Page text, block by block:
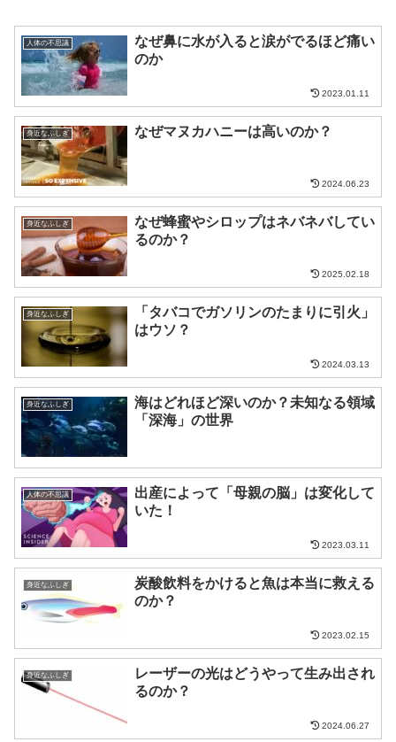
人体の不思議
なぜ鼻に水が入ると涙がでるほど痛い
のか
2023.01.11
身近なふしぎ なぜマヌカハニーは高いのか？
2024.06.23
身近なふしぎ
なぜ蜂蜜やシロップはネバネバしてい
るのか？
2025.02.18
身近なふしぎ
「タバコでガソリンのたまりに引火」
はウソ？
2024.03.13
身近なふしぎ
海はどれほど深いのか？未知なる領域
「深海」の世界
人体の不思議
出産によって「母親の脳」は変化して
いた！
2023.03.11
身近なふしぎ
炭酸飲料をかけると魚は本当に救える
のか？
2023.02.15
身近なふしぎ
レーザーの光はどうやって生み出され
るのか？
2024.06.27